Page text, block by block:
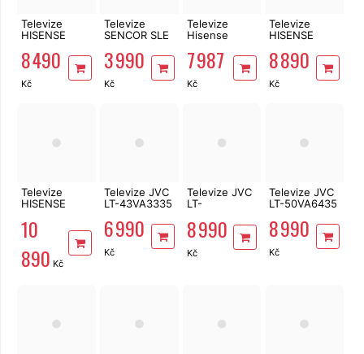
Televize
HISENSE
8 490
Kč
Televize
SENCOR SLE
3 990
Kč
Televize
Hisense
7 987
Kč
Televize
HISENSE
8 890
Kč
Televize
HISENSE
10
890 Kč
Televize JVC
LT-43VA3335
6 990
Kč
Televize JVC
LT-
8 990
Kč
Televize JVC
LT-50VA6435
8 990
Kč